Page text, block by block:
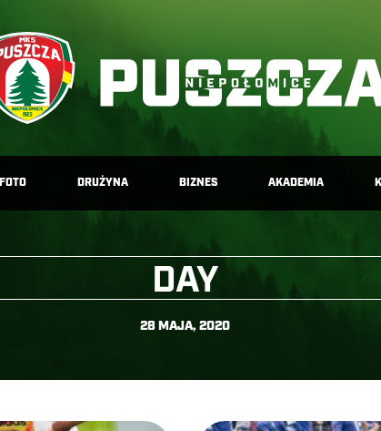
FOTO DRUŻYNA BIZNES AKADEMIA
DAY
28 MAJA, 2020